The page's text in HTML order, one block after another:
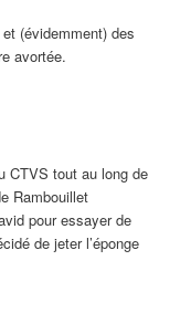
(évidemment) des
avortée.
CTVS tout au long de
Rambouillet
pour essayer de
de jeter l’éponge